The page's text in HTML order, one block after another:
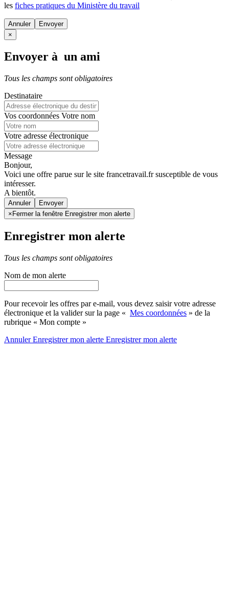
les fiches pratiques du Ministère du travail
Annuler
×
Envoyer à un ami
Tous les champs sont obligatoires
Destinataire
Vos coordonnées Votre nom
Votre adresse électronique
Message
Bonjour,
Voici une offre parue sur le site francetravail.fr susceptible de vous
intéresser.
A bientôt.
Annuler
× Fermer la fenêtre Enregistrer mon alerte
Enregistrer mon alerte
Tous les champs sont obligatoires
Nom de mon alerte
Pour recevoir les offres par e-mail, vous devez saisir votre adresse
électronique et la valider sur la page « Mes coordonnées » de la
rubrique « Mon compte »
AnnulerEnregistrer mon alerte Enregistrermon alerte